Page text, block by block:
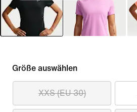
Größe auswählen
XXS (EU 30)